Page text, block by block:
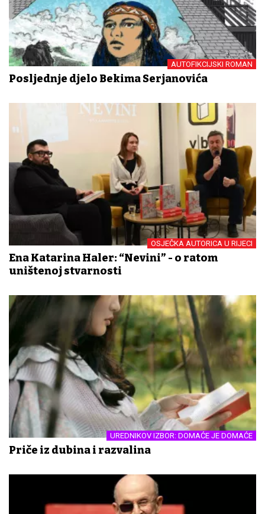
AUTOFIKCIJSKI ROMAN
Posljednje djelo Bekima Serjanovića
OSJEČKA AUTORICA U RIJECI
Ena Katarina Haler: “Nevini” - o ratom
uništenoj stvarnosti
UREDNIKOV IZBOR: DOMAĆE JE DOMAĆE
Priče iz dubina i razvalina